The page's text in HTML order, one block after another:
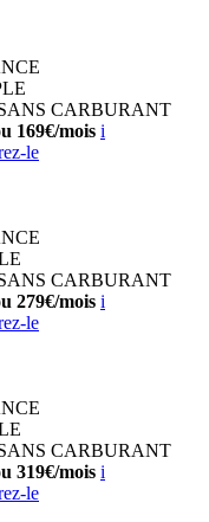
CARBURANT
169€/mois i
le
CARBURANT
279€/mois i
le
CARBURANT
319€/mois i
le